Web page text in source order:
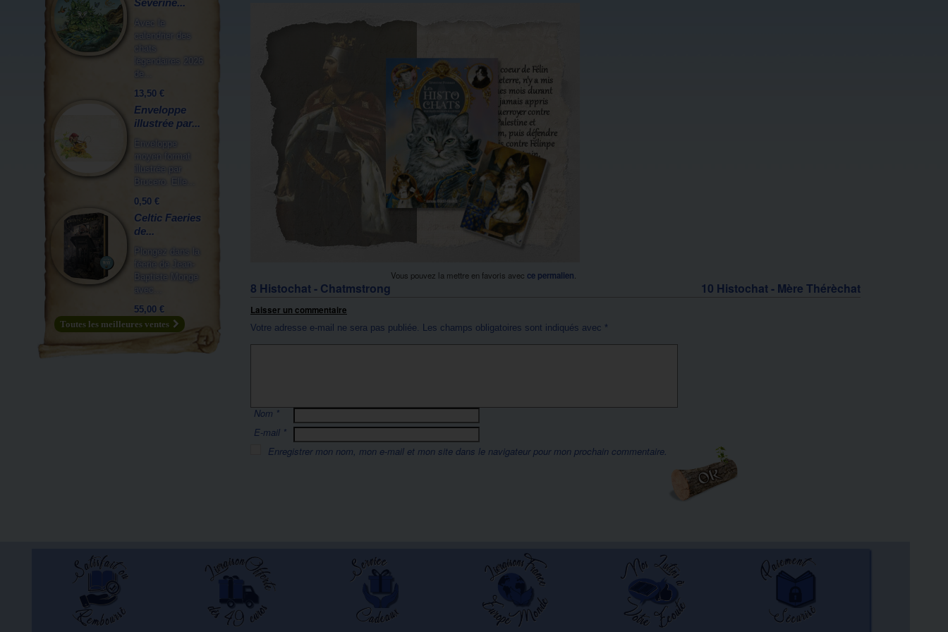
8 Histochat - Chatmstrong 10 Histochat - Mère Thérèchat
Vous pouvez la mettre en favoris avec ce permalien
Laisser un commentaire
Votre adresse e-mail ne sera pas publiée. Les champs obligatoires sont indiqués avec *
Nom *
E-mail *
Enregistrer mon nom, mon e-mail et mon site dans le navigateur pour mon prochain commentaire.
Séverine...
Avec le
calendrier des
chats
légendaires 2026
de...
13,50 €
Enveloppe
illustrée par...
Enveloppe
moyen format
illustrée par
Brucero. Elle...
0,50 €
Celtic Faeries
de...
Plongez dans la
féerie de Jean-
Baptiste Monge
avec...
55,00 €
Toutes les meilleures ventes